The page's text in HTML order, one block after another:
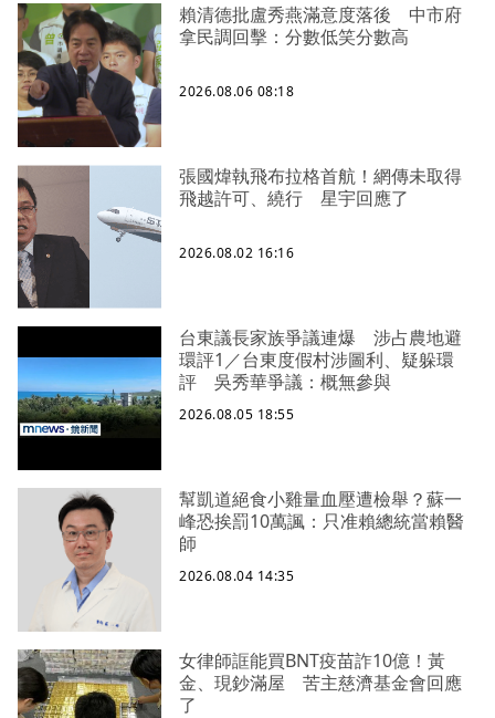
賴清德批盧秀燕滿意度落後 中市府
拿民調回擊：分數低笑分數高
2026.08.06 08:18
張國煒執飛布拉格首航！網傳未取得
飛越許可、繞行 星宇回應了
2026.08.02 16:16
台東議長家族爭議連爆 涉占農地避
環評1／台東度假村涉圖利、疑躲環
評 吳秀華爭議：概無參與
2026.08.05 18:55
幫凱道絕食小雞量血壓遭檢舉？蘇一
峰恐挨罰10萬諷：只准賴總統當賴醫
師
2026.08.04 14:35
女律師誆能買BNT疫苗詐10億！黃
金、現鈔滿屋 苦主慈濟基金會回應
了